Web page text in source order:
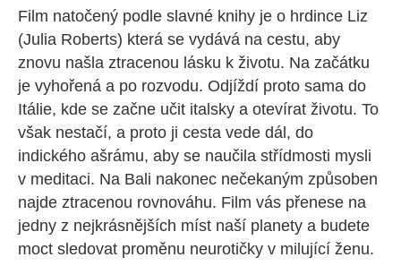
Film natočený podle slavné knihy je o hrdince Liz
(Julia Roberts) která se vydává na cestu, aby
znovu našla ztracenou lásku k životu. Na začátku
je vyhořená a po rozvodu. Odjíždí proto sama do
Itálie, kde se začne učit italsky a otevírat životu. To
však nestačí, a proto ji cesta vede dál, do
indického ašrámu, aby se naučila střídmosti mysli
v meditaci. Na Bali nakonec nečekaným způsoben
najde ztracenou rovnováhu. Film vás přenese na
jedny z nejkrásnějších míst naší planety a budete
moct sledovat proměnu neurotičky v milující ženu.